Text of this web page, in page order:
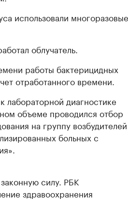
использовали многоразовые
облучатель.
работы бактерицидных
отработанного времени.
диагностике
объеме проводился отбор
на группу возбудителей
больных с
силу. РБК
здравоохранения